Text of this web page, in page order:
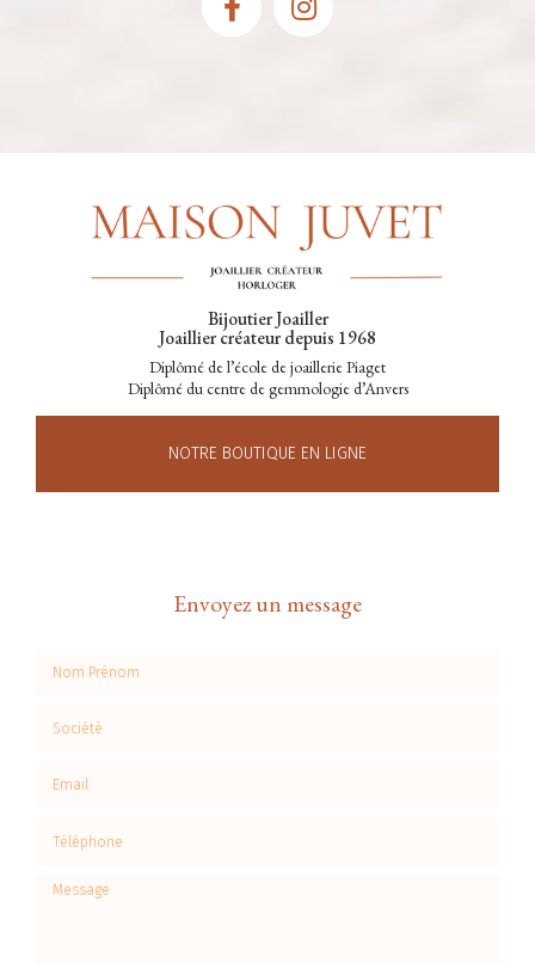
Bijoutier Joailler
Joaillier créateur depuis 1968
Diplômé de l’école de joaillerie Piaget
Diplômé du centre de gemmologie d’Anvers
NOTRE BOUTIQUE EN LIGNE
Envoyez un message
Message